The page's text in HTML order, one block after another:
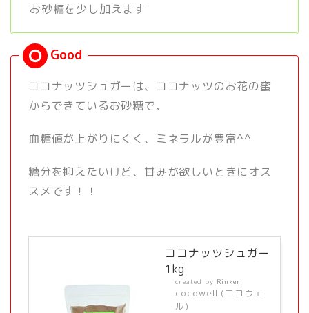
お砂糖を少し加えます
ココナッツシュガーは、ココナッツのお花の蜜
からできているお砂糖で、
血糖値が上がりにくく、ミネラルが豊富^^
糖分を抑えたいけど、甘みが欲しいときにオス
スメです！！
ココナッツシュガー
1kg
created by Rinker
cocowell (ココウェ
ル)